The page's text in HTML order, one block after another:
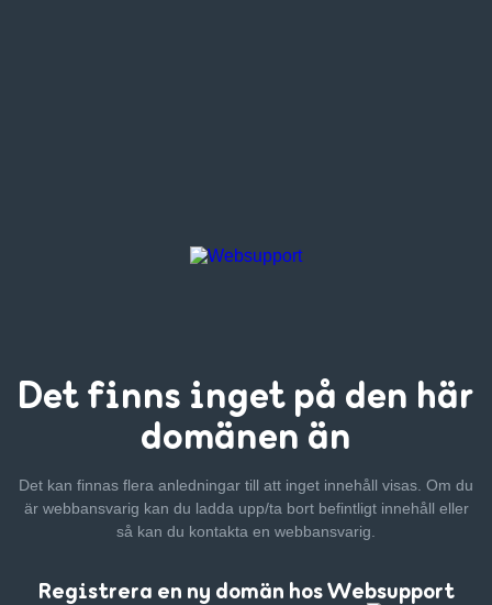
Det finns inget på den här
domänen än
Det kan finnas flera anledningar till att inget innehåll visas. Om du
är webbansvarig kan du ladda upp/ta bort befintligt innehåll eller
så kan du kontakta en webbansvarig.
Registrera en ny domän hos Websupport